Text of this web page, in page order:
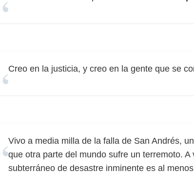
Creo en la justicia, y creo en la gente que se
Vivo a media milla de la falla de San Andrés,
que otra parte del mundo sufre un terremoto.
subterráneo de desastre inminente es al